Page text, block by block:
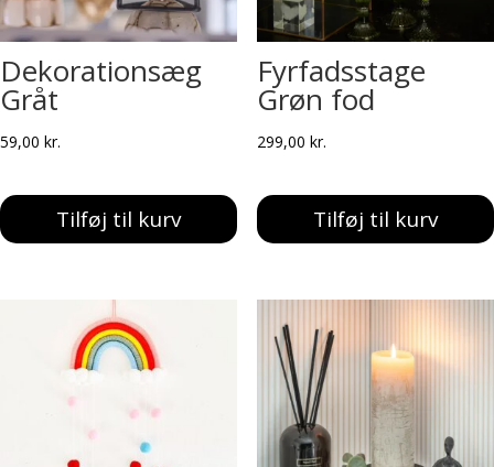
Dekorationsæg
Gråt
59,00 kr.
Tilføj til kurv
Fyrfadsstage
Grøn fod
299,00 kr.
Tilføj til kurv